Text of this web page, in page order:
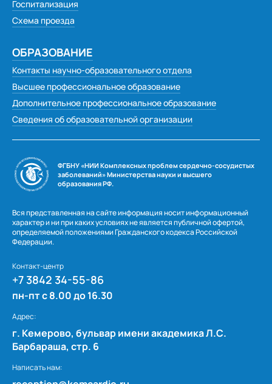
Госпитализация
Схема проезда
ОБРАЗОВАНИЕ
Контакты научно-образовательного отдела
Высшее профессиональное образование
Дополнительное профессиональное образование
Сведения об образовательной организации
ФГБНУ «НИИ Комплексных проблем сердечно-сосудистых
заболеваний» Министерства науки и высшего
образования РФ.
Вся представленная на сайте информация носит информационный
характер и ни при каких условиях не является публичной офертой,
определяемой положениями Гражданского кодекса Российской
Федерации.
Контакт-центр
+7 3842 34-55-86
пн-пт с 8.00 до 16.30
Адрес:
г. Кемерово, бульвар имени академика Л.С.
Барбараша, стр. 6
Написать нам: